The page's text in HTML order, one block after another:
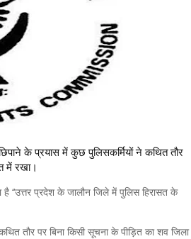
के प्रयास में कुछ पुलिसकर्मियों ने कथित तौर
में रखा।
‘‘उत्तर प्रदेश के जालौन जिले में पुलिस हिरासत के
तौर पर बिना किसी सूचना के पीड़ित का शव जिला